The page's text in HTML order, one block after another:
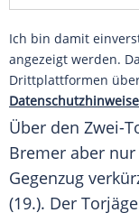
Ich bin damit
angezeigt werden.
Drittplattformen
Über den Zwei-
Bremer aber
Gegenzug
(19.). Der